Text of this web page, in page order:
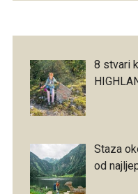
8 stvari
Staza
od